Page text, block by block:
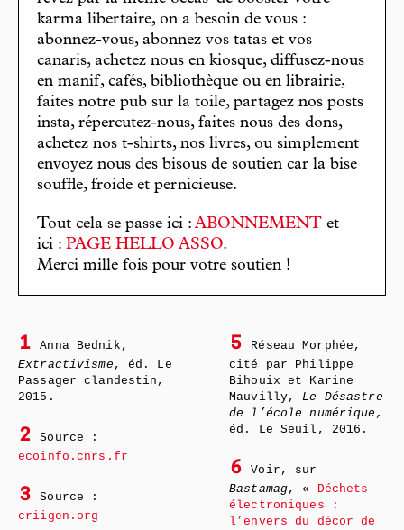
karma libertaire, on a besoin de vous :
abonnez-vous, abonnez vos tatas et vos
canaris, achetez nous en kiosque, diffusez-nous
en manif, cafés, bibliothèque ou en librairie,
faites notre pub sur la toile, partagez nos posts
insta, répercutez-nous, faites nous des dons,
achetez nos t-shirts, nos livres, ou simplement
envoyez nous des bisous de soutien car la bise
souffle, froide et pernicieuse.
Tout cela se passe ici : ABONNEMENT et
ici : PAGE HELLO ASSO.
Merci mille fois pour votre soutien !
1
Anna Bednik,
Extractivisme , éd. Le
Passager clandestin,
2015.
2
Source :
ecoinfo.cnrs.fr
3
Source :
criigen.org
5
Réseau Morphée,
cité par Philippe
Bihouix et Karine
Mauvilly, Le Désastre
de l’école numérique,
éd. Le Seuil, 2016.
6
Voir, sur
Bastamag, « Déchets
électroniques :
l’envers du décor de